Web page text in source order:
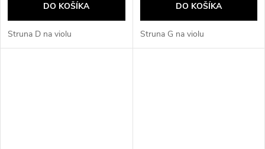
DO KOŠÍKA
Struna D na violu
DO KOŠÍKA
Struna G na violu